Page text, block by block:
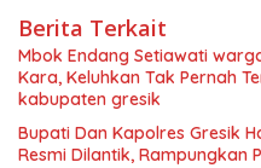
Berita Terkait
Mbok Endang Setiawati
Kara, Keluhkan Tak Pernah
kabupaten gresik
​Bupati Dan Kapolres Gresik
Resmi Dilantik, Rampungkan